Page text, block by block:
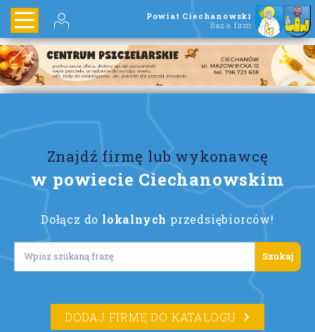
Powiat Ciechanowski
Baza firm
Znajdź firmę lub wykonawcę
w powiecie Ciechanowskim
Dołącz do lokalnych przedsiębiorców!
Lorem ipsum
DODAJ FIRMĘ DO KATALOGU